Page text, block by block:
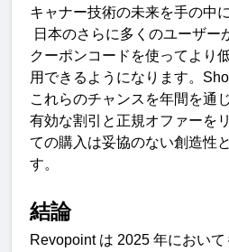
キャナー技術の未来を手の中
日本のさらに多くのユーザー
クーポンコードを使ってより
用できるようになります。
これらのチャンスを年間を通
有効な割引と正規オファーを
ての購入は妥協のない創造性
す。
結論
Revopoint は 2025 年において